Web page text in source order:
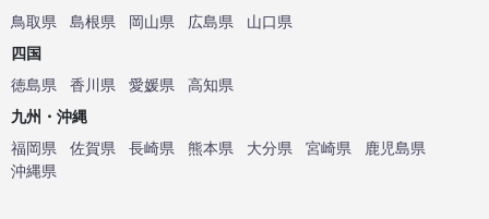
鳥取県
島根県 岡山県 広島県
山口県
四国
徳島県
香川県 愛媛県
高知県
九州・沖縄
福岡県
佐賀県 長崎県 熊本県 大分県 宮崎県
鹿児島県
沖縄県